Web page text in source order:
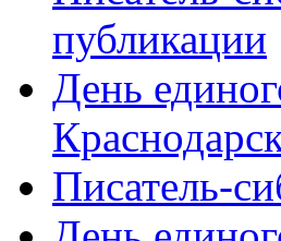
публикации
День
Писатель-